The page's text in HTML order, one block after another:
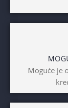
BICIKLI-TIP
Prednji amotrizer
Moguće je